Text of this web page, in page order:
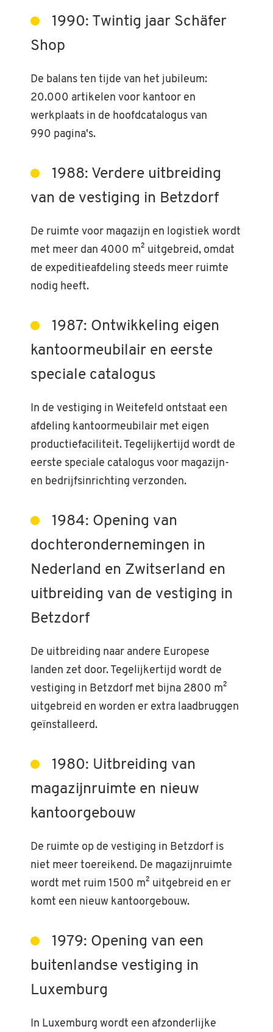
1990: Twintig jaar Schäfer
Shop
De balans ten tijde van het jubileum:
20.000 artikelen voor kantoor en
werkplaats in de hoofdcatalogus van
990 pagina's.
1988: Verdere uitbreiding
van de vestiging in Betzdorf
De ruimte voor magazijn en logistiek wordt
met meer dan 4000 m² uitgebreid, omdat
de expeditieafdeling steeds meer ruimte
nodig heeft.
1987: Ontwikkeling eigen
kantoormeubilair en eerste
speciale catalogus
In de vestiging in Weitefeld ontstaat een
afdeling kantoormeubilair met eigen
productiefaciliteit. Tegelijkertijd wordt de
eerste speciale catalogus voor magazijn-
en bedrijfsinrichting verzonden.
1984: Opening van
dochterondernemingen in
Nederland en Zwitserland en
uitbreiding van de vestiging in
Betzdorf
De uitbreiding naar andere Europese
landen zet door. Tegelijkertijd wordt de
vestiging in Betzdorf met bijna 2800 m²
uitgebreid en worden er extra laadbruggen
geïnstalleerd.
1980: Uitbreiding van
magazijnruimte en nieuw
kantoorgebouw
De ruimte op de vestiging in Betzdorf is
niet meer toereikend. De magazijnruimte
wordt met ruim 1500 m² uitgebreid en er
komt een nieuw kantoorgebouw.
1979: Opening van een
buitenlandse vestiging in
Luxemburg
In Luxemburg wordt een afzonderlijke